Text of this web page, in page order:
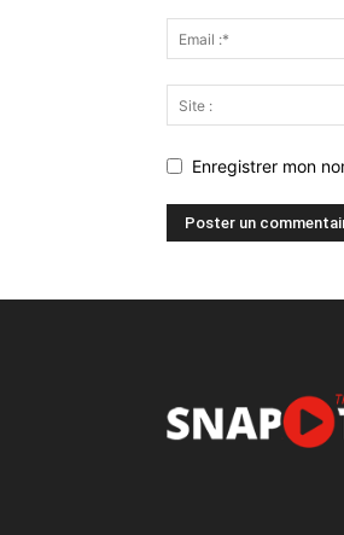
Enregistrer mon